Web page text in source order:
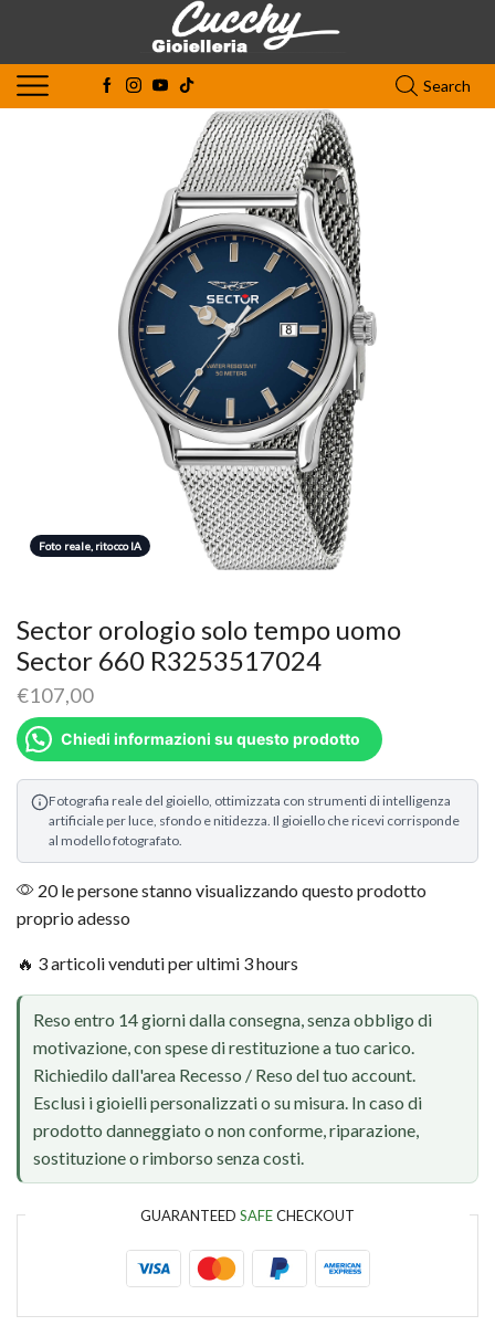
Search
Foto reale, ritocco IA
Sector orologio solo tempo uomo
Sector 660 R3253517024
€107,00
Chiedi informazioni su questo prodotto
Fotografia reale del gioiello, ottimizzata con strumenti di intelligenza
artificiale per luce, sfondo e nitidezza. Il gioiello che ricevi corrisponde
al modello fotografato.
20 le persone stanno visualizzando questo prodotto
proprio adesso
🔥 3 articoli venduti per ultimi 3 hours
Reso entro 14 giorni dalla consegna, senza obbligo di
motivazione, con spese di restituzione a tuo carico.
Richiedilo dall'area Recesso / Reso del tuo account.
Esclusi i gioielli personalizzati o su misura. In caso di
prodotto danneggiato o non conforme, riparazione,
sostituzione o rimborso senza costi.
GUARANTEED SAFECHECKOUT